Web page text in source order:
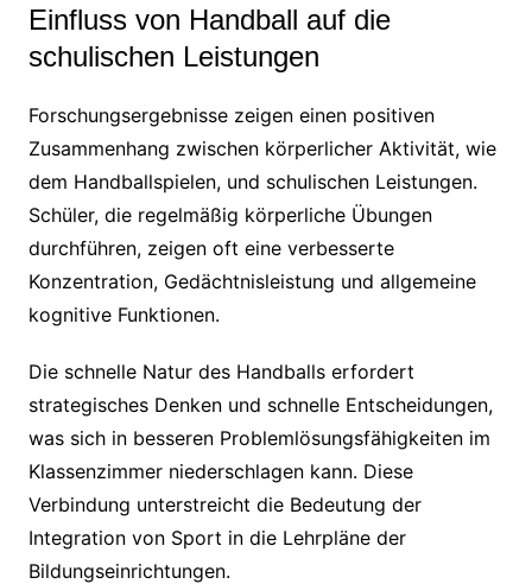
Einfluss von Handball auf die
schulischen Leistungen
Forschungsergebnisse zeigen einen positiven
Zusammenhang zwischen körperlicher Aktivität, wie
dem Handballspielen, und schulischen Leistungen.
Schüler, die regelmäßig körperliche Übungen
durchführen, zeigen oft eine verbesserte
Konzentration, Gedächtnisleistung und allgemeine
kognitive Funktionen.
Die schnelle Natur des Handballs erfordert
strategisches Denken und schnelle Entscheidungen,
was sich in besseren Problemlösungsfähigkeiten im
Klassenzimmer niederschlagen kann. Diese
Verbindung unterstreicht die Bedeutung der
Integration von Sport in die Lehrpläne der
Bildungseinrichtungen.